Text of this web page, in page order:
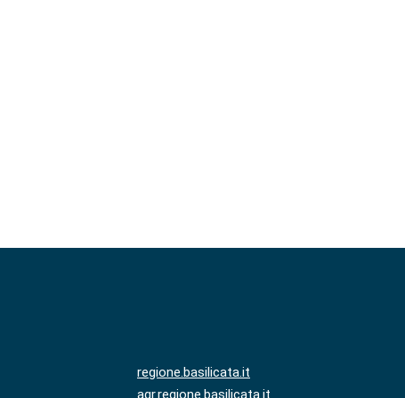
regione.basilicata.it
agr.regione.basilicata.it